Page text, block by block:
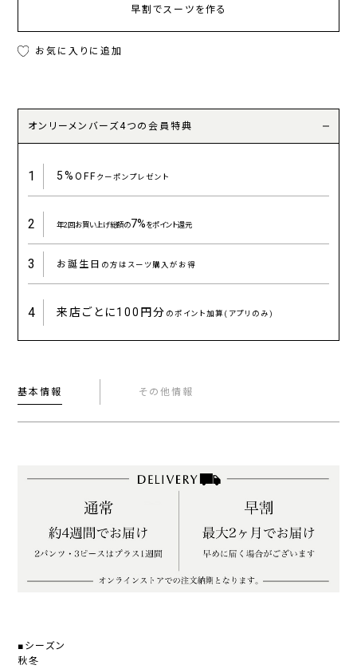
早割でスーツを作る
お気に入りに追加
オンリーメンバーズ4つの会員特典
1 5%OFFクーポンプレゼント
2 年2回お買い上げ総額の7%をポイント還元
3 お誕生日 の方はスーツ購入がお得
4 来店ごとに100円分 のポイント加算(アプリのみ)
基本情報 その他情報
■シーズン
秋冬